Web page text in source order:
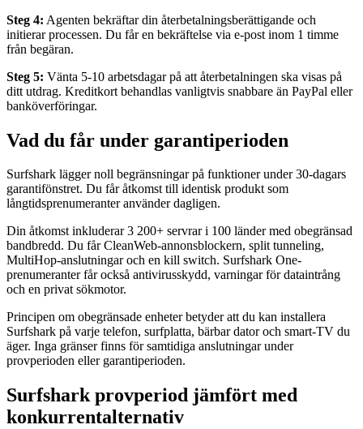
Steg 4: Agenten bekräftar din återbetalningsberättigande och
initierar processen. Du får en bekräftelse via e-post inom 1 timme
från begäran.
Steg 5: Vänta 5-10 arbetsdagar på att återbetalningen ska visas på
ditt utdrag. Kreditkort behandlas vanligtvis snabbare än PayPal eller
banköverföringar.
Vad du får under garantiperioden
Surfshark lägger noll begränsningar på funktioner under 30-dagars
garantifönstret. Du får åtkomst till identisk produkt som
långtidsprenumeranter använder dagligen.
Din åtkomst inkluderar 3 200+ servrar i 100 länder med obegränsad
bandbredd. Du får CleanWeb-annonsblockern, split tunneling,
MultiHop-anslutningar och en kill switch. Surfshark One-
prenumeranter får också antivirusskydd, varningar för dataintrång
och en privat sökmotor.
Principen om obegränsade enheter betyder att du kan installera
Surfshark på varje telefon, surfplatta, bärbar dator och smart-TV du
äger. Inga gränser finns för samtidiga anslutningar under
provperioden eller garantiperioden.
Surfshark provperiod jämfört med
konkurrentalternativ